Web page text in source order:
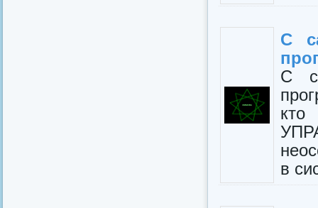
С
С
кто
в